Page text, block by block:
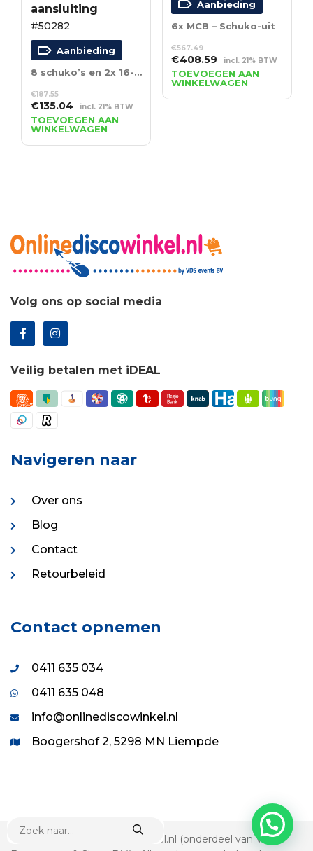
ZOEKEN
aansluiting
#50282
Aanbieding
8 schuko’s en 2x 16-polige aansluiting
€187.55
Oorspronkelijke
prijs
was:
€187.55.
€135.04Huidige
prijs
is:
€135.04.
incl. 21% BTW
TOEVOEGEN AAN
WINKELWAGEN
Aanbieding
6x MCB – Schuko-uit
€567.49
Oorspronkelijke
prijs
was:
€567.49.
€408.59 Huidige
prijs
is:
€408.59.
incl. 21% BTW
TOEVOEGEN AAN
WINKELWAGEN
Volg ons op social media
Veilig betalen met iDEAL
Navigeren naar
Over ons
Blog
Contact
Retourbeleid
Contact opnemen
0411 635 034
0411 635 048
info@onlinediscowinkel.nl
Boogershof 2, 5298 MN Liempde
© 1995 - 2026 Onlinediscowinkel.nl (onderdeel van VDS